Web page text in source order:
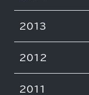
2013
2012
2011